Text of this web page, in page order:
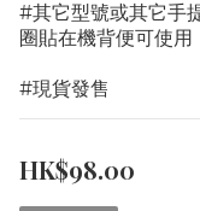
#其它型號或其它手
圈貼在機背便可使用
#現貨發售
HK$98.00